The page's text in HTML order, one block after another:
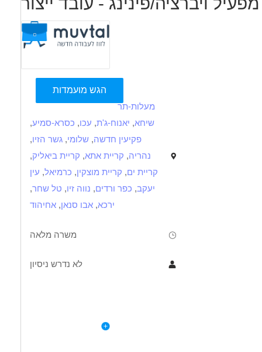
תקשורת בינאישית טובה
נכונות לעבודה במשמרות
דרושים בתחום
מכונות, ייצור ותעשיה - כרסם /חרט
מאפייני משרה
משרה מלאה בני 40 פלוס המגזר הדתי
הגש מועמדות
מעלות-תר
שיחא, יאנוח-ג'ת, עכו, כסרא-סמיע,
פקיעין חדשה, שלומי, גשר הזיו,
נהריה, קריית אתא, קריית ביאליק,
קריית ים, קריית מוצקין, כרמיאל, עין
יעקב, כפר ורדים, נווה זיו, טל שחר,
ירכא, אבו סנאן, אחיהוד
משרה מלאה
לא נדרש ניסיון